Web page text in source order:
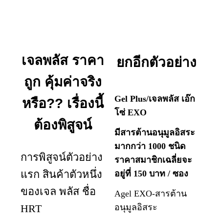
เจลพลัส ราคา
ถูก คุ้มค่าจริง
หรือ?? เรื่องนี้
ต้องพิสูจน์
การพิสูจน์ตัวอย่าง
แรก สินค้าตัวหนึ่ง
ของเจล พลัส ชื่อ
HRT
ยกอีกตัวอย่าง
Gel Plus/เจลพลัส เอ๊ก
โซ่ EXO
มีสารต้านอนุมูลอิสระ
มากกว่า 1000 ชนิด
ราคาสมาชิกเฉลี่ยจะ
อยู่ที่ 150 บาท / ซอง
Agel EXO-สารต้าน
อนุมูลอิสระ